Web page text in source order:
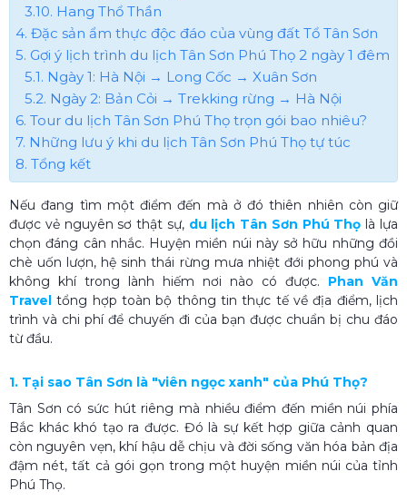
3.10. Hang Thổ Thần
4. Đặc sản ẩm thực độc đáo của vùng đất Tổ Tân Sơn
5. Gợi ý lịch trình du lịch Tân Sơn Phú Thọ 2 ngày 1 đêm
5.1. Ngày 1: Hà Nội → Long Cốc → Xuân Sơn
5.2. Ngày 2: Bản Cỏi → Trekking rừng → Hà Nội
6. Tour du lịch Tân Sơn Phú Thọ​ trọn gói bao nhiêu?
7. Những lưu ý khi du lịch Tân Sơn Phú Thọ​ tự túc
8. Tổng kết
Nếu đang tìm một điểm đến mà ở đó thiên nhiên còn giữ
được vẻ nguyên sơ thật sự, du lịch Tân Sơn Phú Thọ là lựa
chọn đáng cân nhắc. Huyện miền núi này sở hữu những đồi
chè uốn lượn, hệ sinh thái rừng mưa nhiệt đới phong phú và
không khí trong lành hiếm nơi nào có được. Phan Văn
Travel tổng hợp toàn bộ thông tin thực tế về địa điểm, lịch
trình và chi phí để chuyến đi của bạn được chuẩn bị chu đáo
từ đầu.
1. Tại sao Tân Sơn là "viên ngọc xanh" của Phú Thọ?
Tân Sơn có sức hút riêng mà nhiều điểm đến miền núi phía
Bắc khác khó tạo ra được. Đó là sự kết hợp giữa cảnh quan
còn nguyên vẹn, khí hậu dễ chịu và đời sống văn hóa bản địa
đậm nét, tất cả gói gọn trong một huyện miền núi của tỉnh
Phú Thọ.